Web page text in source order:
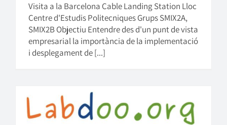
Visita a la Barcelona Cable Landing Station Lloc
Centre d'Estudis Politecniques Grups SMIX2A,
SMIX2B Objectiu Entendre des d'un punt de vista
empresarial la importància de la implementació
i desplegament de [...]